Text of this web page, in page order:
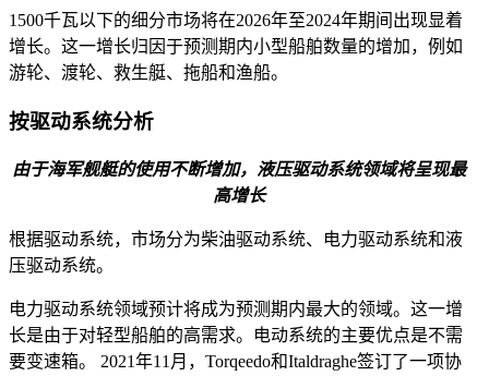
1500千瓦以下的细分市场将在2026年至2024年期间出现显着
增长。这一增长归因于预测期内小型船舶数量的增加，例如
游轮、渡轮、救生艇、拖船和渔船。
按驱动系统分析
由于海军舰艇的使用不断增加，液压驱动系统领域将呈现最
高增长
根据驱动系统，市场分为柴油驱动系统、电力驱动系统和液
压驱动系统。
电力驱动系统领域预计将成为预测期内最大的领域。这一增
长是由于对轻型船舶的高需求。电动系统的主要优点是不需
要变速箱。 2021年11月，Torqeedo和Italdraghe签订了一项协